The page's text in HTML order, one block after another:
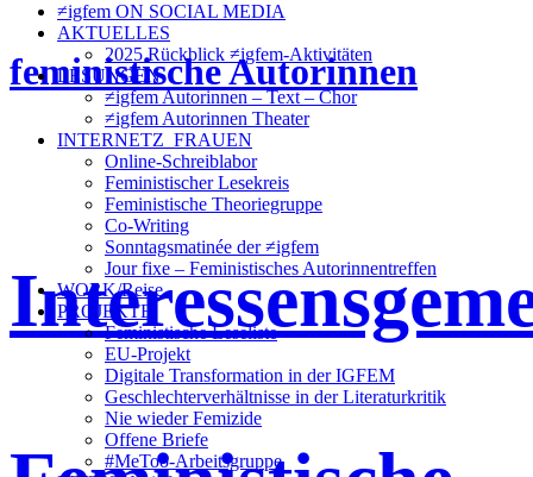
≠igfem ON SOCIAL MEDIA
AKTUELLES
2025 Rückblick ≠igfem-Aktivitäten
LESUNGEN
≠igfem Autorinnen – Text – Chor
≠igfem Autorinnen Theater
INTERNETZ_FRAUEN
Online-Schreiblabor
Feministischer Lesekreis
Feministische Theoriegruppe
Co-Writing
Sonntagsmatinée der ≠igfem
Jour fixe – Feministisches Autorinnentreffen
WORK/Reise
PROJEKTE
Feministische Leseliste
EU-Projekt
Digitale Transformation in der IGFEM
Geschlechterverhältnisse in der Literaturkritik
Nie wieder Femizide
Offene Briefe
#MeToo-Arbeitsgruppe